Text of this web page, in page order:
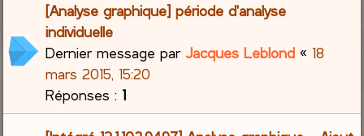
[Analyse graphique] période d'analyse
individuelle
Dernier message parJacques Leblond « 18
mars 2015, 15:20
Réponses :1